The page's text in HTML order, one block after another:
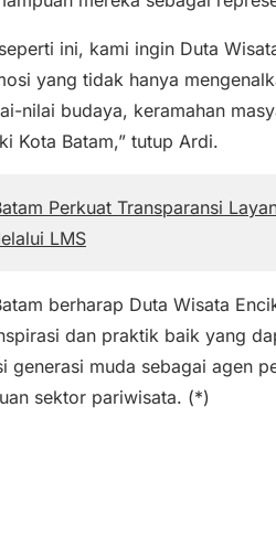
ini, kami ingin Duta
yang tidak hanya
nilai budaya, keramahan
Kota Batam,” tutup Ardi.
Perkuat Transparansi
LMS
berharap Duta Wisata
dan praktik baik yang
generasi muda sebagai agen
sektor pariwisata. (*)